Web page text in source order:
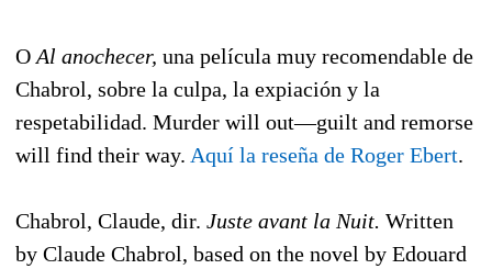
O Al anochecer, una película muy recomendable de
Chabrol, sobre la culpa, la expiación y la
respetabilidad. Murder will out—guilt and remorse
will find their way. Aquí la reseña de Roger Ebert.
Chabrol, Claude, dir. Juste avant la Nuit. Written
by Claude Chabrol, based on the novel by Edouard